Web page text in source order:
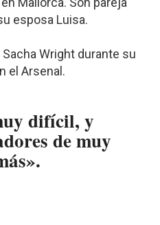
esposa Luisa.
Wright durante su
el Arsenal.
difícil, y
de muy